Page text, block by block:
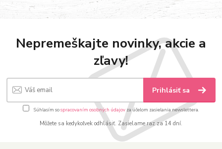
Nepremeškajte novinky, akcie a
zľavy!
Prihlásiť sa
Súhlasím sospracovaním osobných údajov za účelom zasielania newslettera.
Môžete sa kedykoľvek odhlásiť. Zasielame raz za 14 dní.